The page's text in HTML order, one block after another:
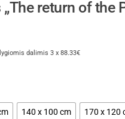
return of the
dalimis 3 x 88.33€
140 x 100 cm 170 x 120